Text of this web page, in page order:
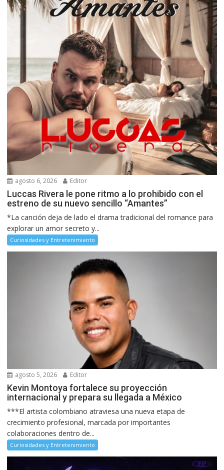
agosto 6, 2026 Editor
Luccas Rivera le pone ritmo a lo prohibido con el
estreno de su nuevo sencillo “Amantes”
*La canción deja de lado el drama tradicional del romance para
explorar un amor secreto y...
Curiosidades y Entretenimiento
agosto 5, 2026 Editor
Kevin Montoya fortalece su proyección
internacional y prepara su llegada a México
***El artista colombiano atraviesa una nueva etapa de
crecimiento profesional, marcada por importantes
colaboraciones dentro de...
Curiosidades y Entretenimiento